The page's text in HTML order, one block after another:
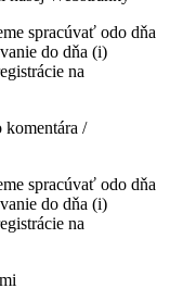
spracúvať odo dňa
do dňa (i)
na
komentára /
spracúvať odo dňa
do dňa (i)
na